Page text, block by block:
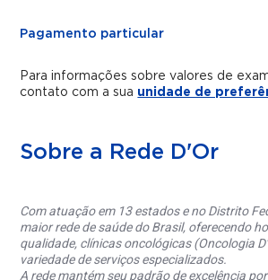
Pagamento particular
Para informações sobre valores de
contato com a sua unidade de
Sobre a Rede D'Or
Com atuação em 13 estados e no Distrito
maior rede de saúde do Brasil, oferecendo
qualidade, clínicas oncológicas (Oncologia
variedade de serviços especializados.
A rede mantém seu padrão de excelência